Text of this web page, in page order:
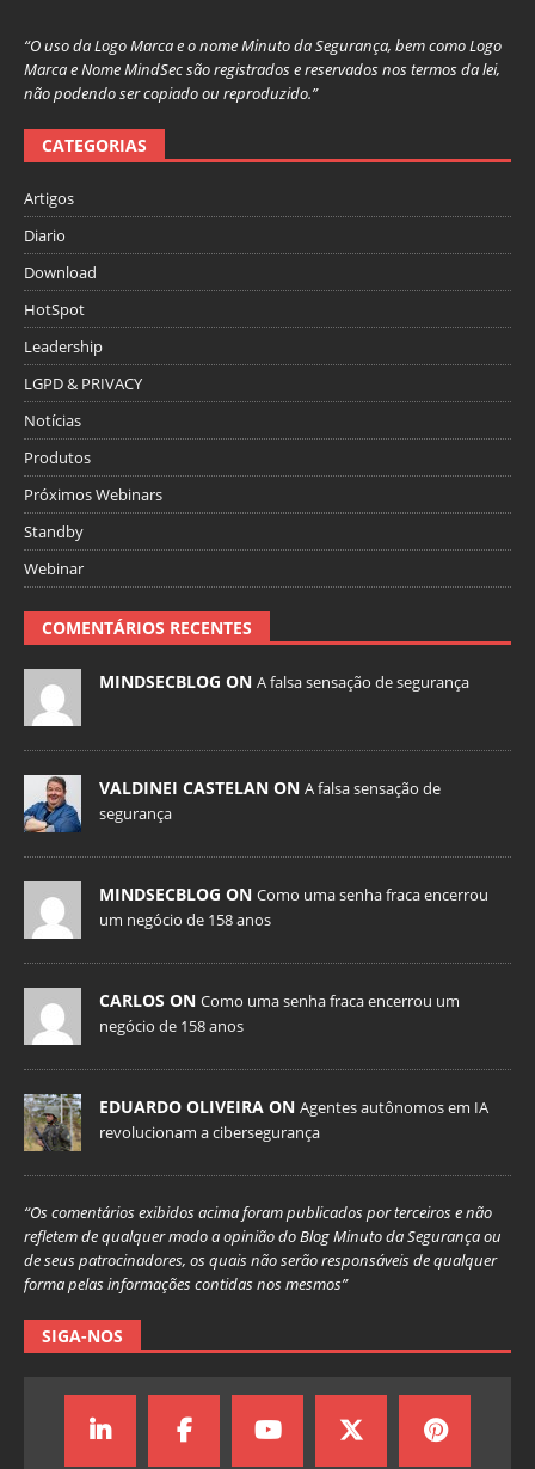
“O uso da Logo Marca e o nome Minuto da Segurança, bem como Logo
Marca e Nome MindSec são registrados e reservados nos termos da lei,
não podendo ser copiado ou reproduzido.”
CATEGORIAS
Artigos
Diario
Download
HotSpot
Leadership
LGPD & PRIVACY
Notícias
Produtos
Próximos Webinars
Standby
Webinar
COMENTÁRIOS RECENTES
MINDSECBLOG ON A falsa sensação de segurança
VALDINEI CASTELAN ON A falsa sensação de
segurança
MINDSECBLOG ON Como uma senha fraca encerrou
um negócio de 158 anos
CARLOS ON Como uma senha fraca encerrou um
negócio de 158 anos
EDUARDO OLIVEIRA ON Agentes autônomos em IA
revolucionam a cibersegurança
“Os comentários exibidos acima foram publicados por terceiros e não
refletem de qualquer modo a opinião do Blog Minuto da Segurança ou
de seus patrocinadores, os quais não serão responsáveis de qualquer
forma pelas informações contidas nos mesmos”
SIGA-NOS